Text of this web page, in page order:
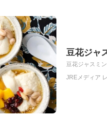
豆花ジャ
豆花ジャスミ
JREメディア